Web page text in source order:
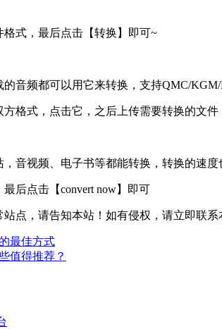
格式，最后点击【转换】即可~
音频都可以用它来转换，支持QMC/
格式，点击它，之后上传需要转换的文
音视频、电子书等都能转换，转换的速
后点击【convert now】即可
点，请告知本站！如有侵权，请立即联系
最佳方式
值得推荐？